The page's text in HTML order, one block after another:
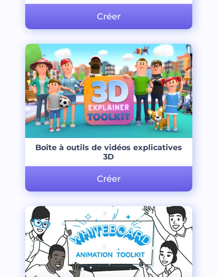
Créer
Boîte à outils de vidéos explicatives
3D
Créer